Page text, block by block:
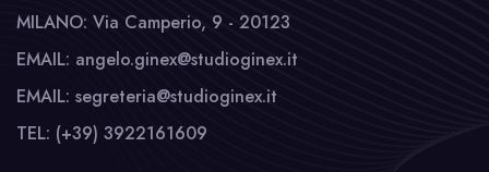
MILANO: Via Camperio, 9 - 20123
EMAIL: angelo.ginex@studioginex.it
EMAIL: segreteria@studioginex.it
TEL: (+39) 3922161609